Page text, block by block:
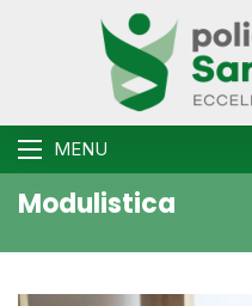
Modulistica
MENU